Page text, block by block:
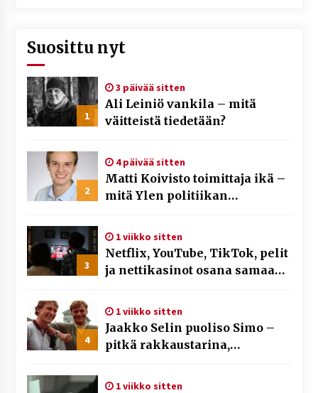
Suosittu nyt
1
3 päivää sitten
Ali Leiniö vankila – mitä
väitteistä tiedetään?
2
4 päivää sitten
Matti Koivisto toimittaja ikä –
mitä Ylen politiikan
3
1 viikko sitten
Netflix, YouTube, TikTok, pelit
ja nettikasinot osana samaa
4
1 viikko sitten
Jaakko Selin puoliso Simo –
pitkä rakkaustarina,
1 viikko sitten